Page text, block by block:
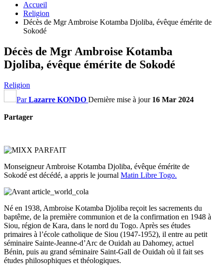
Accueil
Religion
Décès de Mgr Ambroise Kotamba Djoliba, évêque émérite de
Sokodé
Décès de Mgr Ambroise Kotamba
Djoliba, évêque émérite de Sokodé
Religion
ParLazarre KONDO Dernière mise à jour 16 Mar 2024
Partager
Monseigneur Ambroise Kotamba Djoliba, évêque émérite de
Sokodé est décédé, a appris le journal Matin Libre Togo.
Né en 1938, Ambroise Kotamba Djoliba reçoit les sacrements du
baptême, de la première communion et de la confirmation en 1948 à
Siou, région de Kara, dans le nord du Togo. Après ses études
primaires à l’école catholique de Siou (1947-1952), il entre au petit
séminaire Sainte-Jeanne-d’Arc de Ouidah au Dahomey, actuel
Bénin, puis au grand séminaire Saint-Gall de Ouidah où il fait ses
études philosophiques et théologiques.